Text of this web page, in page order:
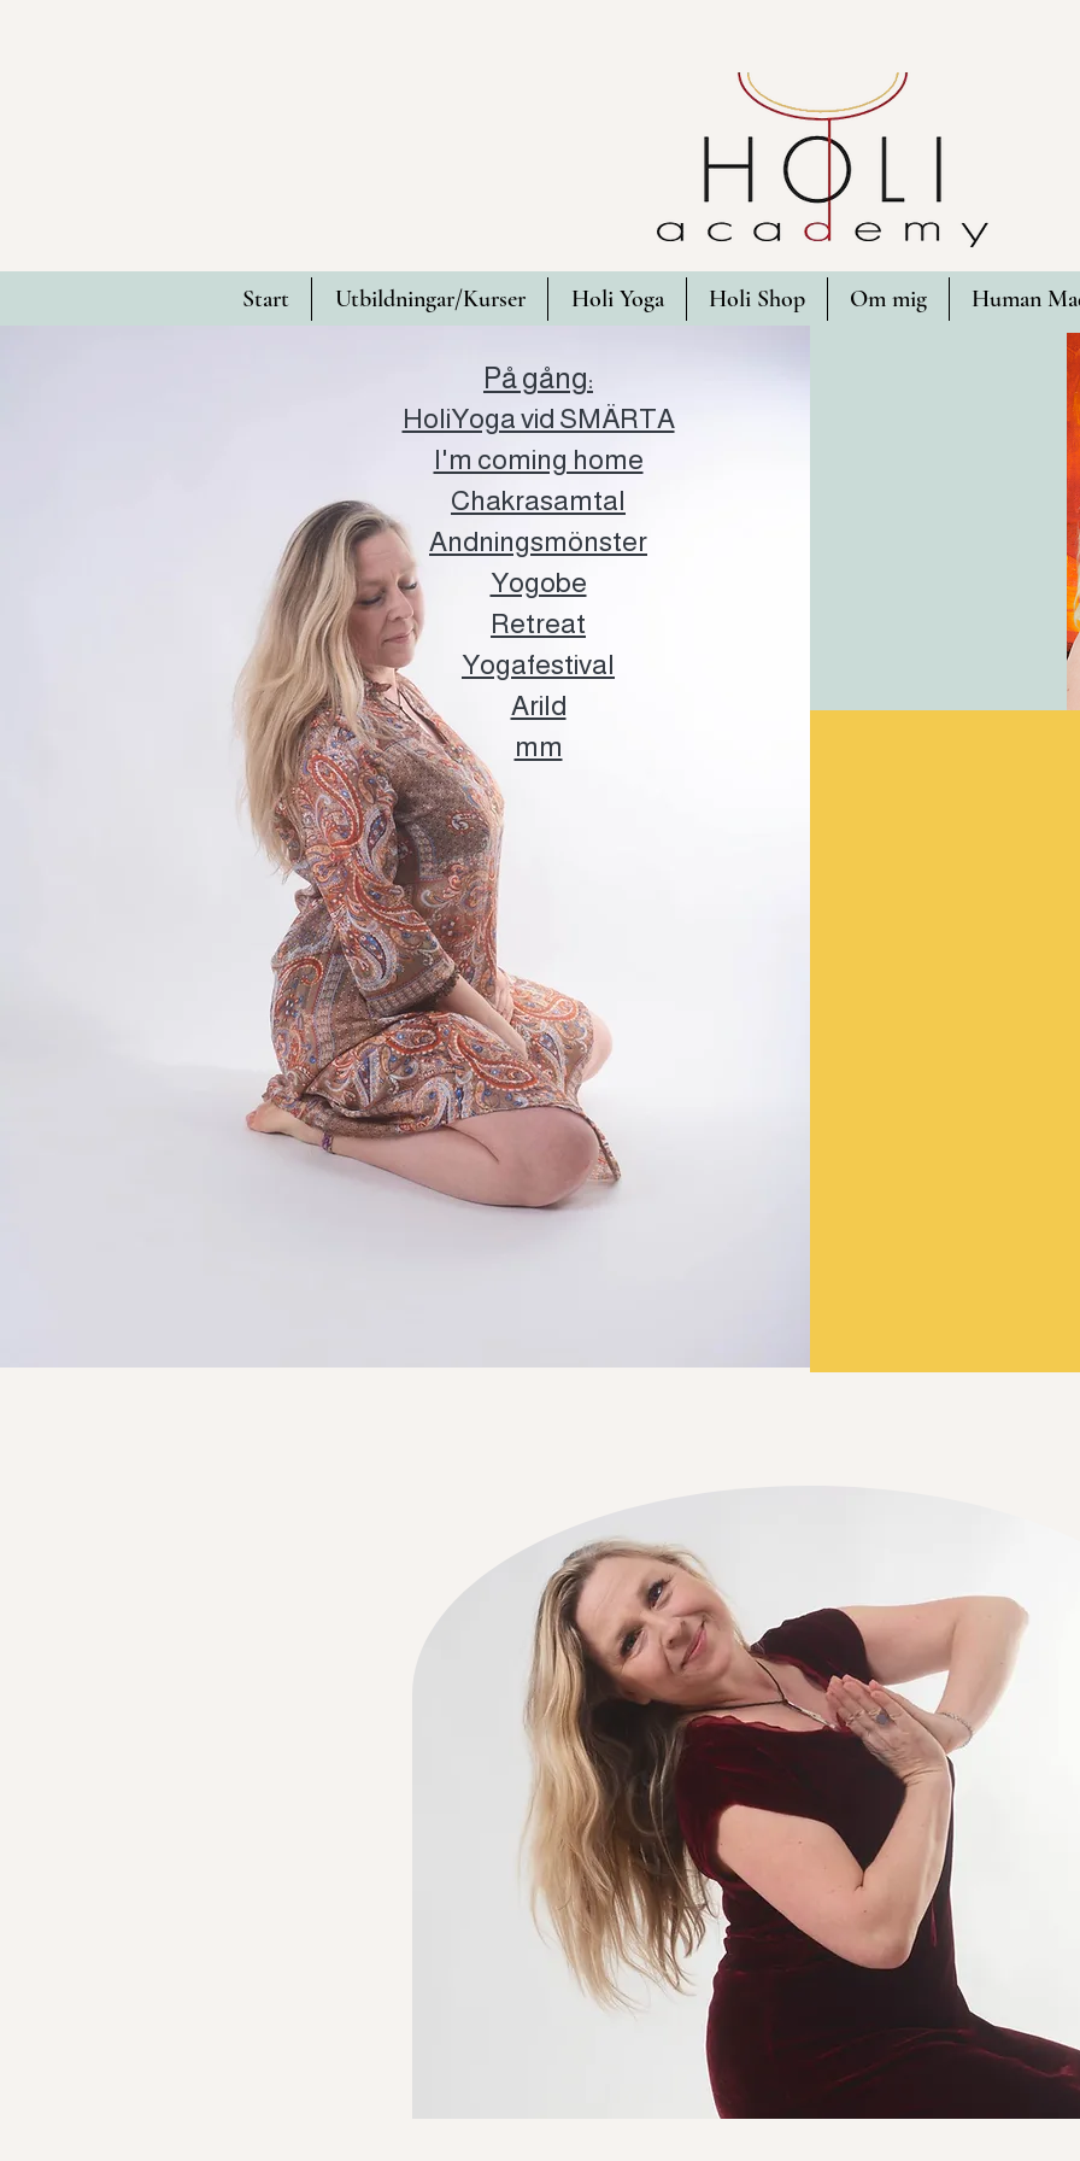
Start Utbildningar/Kurser Holi Yoga Holi Shop Om mig Human
På gång:
HoliYoga vid SMÄRTA
I'm coming home
Chakrasamtal
Andningsmönster
Yogobe
Retreat
Yogafestival
Arild
mm